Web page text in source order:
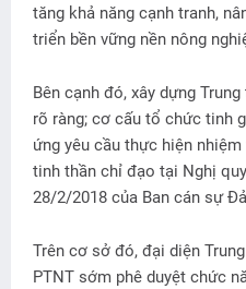
tăng khả năng cạnh tranh,
triển bền vững nền nông
Bên cạnh đó, xây dựng
rõ ràng; cơ cấu tổ chức tinh
ứng yêu cầu thực hiện
tinh thần chỉ đạo tại Nghị
28/2/2018 của Ban cán sự
Trên cơ sở đó, đại diện
PTNT sớm phê duyệt chức